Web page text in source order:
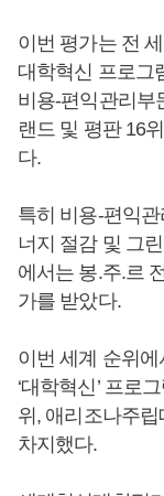
이번 평가는 전
대학혁신 프로그
비용-편익관리부
랜드 및 평판 16
다.
특히 비용-편익관
너지 절감 및 그
에서는 봉.주.르
가를 받았다.
이번 세계 순위에
‘대학혁신’ 프로
위, 애리조나주
차지했다.